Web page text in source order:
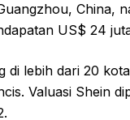
China,
US$ 24
di lebih dari 20
Valuasi Shein